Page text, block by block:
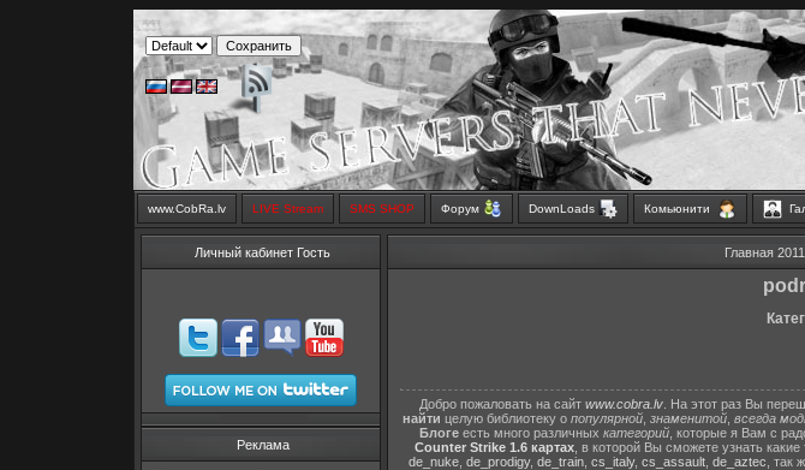
www.CobRa.lv LIVE Stream SMS SHOP Форум DownLoads Комьюнити
Личный кабинет Гость
Реклама
Главная 2011
Добро пожаловать на сайт www.cobra.lv . На этот раз Вы
найти целую библиотеку о популярной знаменитой всегда
Блоге есть много различных категорий , которые я Вам с
Counter Strike 1.6 картах, в которой Вы сможете узнать какие
de_nuke, de_prodigy, de_train, cs_italy, cs_assault, de_aztec , так